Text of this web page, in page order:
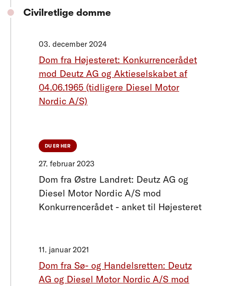
Civilretlige domme
03. december 2024
Dom fra Højesteret: Konkurrencerådet
mod Deutz AG og Aktieselskabet af
04.06.1965 (tidligere Diesel Motor
Nordic A/S)
DU ER HER
27. februar 2023
Dom fra Østre Landret: Deutz AG og
Diesel Motor Nordic A/S mod
Konkurrencerådet - anket til Højesteret
11. januar 2021
Dom fra Sø- og Handelsretten: Deutz
AG og Diesel Motor Nordic A/S mod